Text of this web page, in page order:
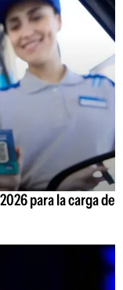
para la carga de